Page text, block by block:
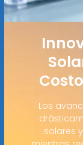
Los
solares